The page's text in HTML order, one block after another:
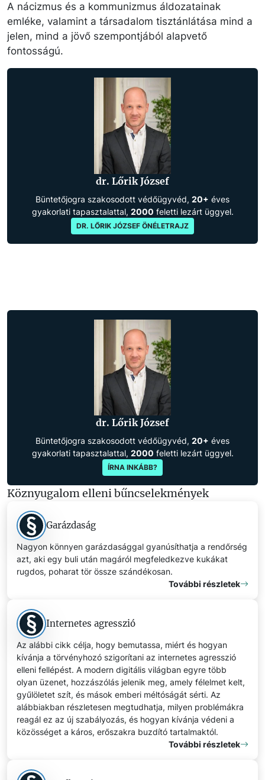
A nácizmus és a kommunizmus áldozatainak
emléke, valamint a társadalom tisztánlátása mind a
jelen, mind a jövő szempontjából alapvető
fontosságú.
dr. Lőrik József
Büntetőjogra szakosodott védőügyvéd, 20+ éves
gyakorlati tapasztalattal, 2000 feletti lezárt üggyel.
DR. LŐRIK JÓZSEF ÖNÉLETRAJZ
dr. Lőrik József
Büntetőjogra szakosodott védőügyvéd, 20+ éves
gyakorlati tapasztalattal, 2000 feletti lezárt üggyel.
ÍRNA INKÁBB?
Köznyugalom elleni bűncselekmények
Garázdaság
Nagyon könnyen garázdasággal gyanúsíthatja a rendőrség
azt, aki egy buli után magáról megfeledkezve kukákat
rugdos, poharat tör össze szándékosan.
További részletek
Internetes agresszió
Az alábbi cikk célja, hogy bemutassa, miért és hogyan
kívánja a törvényhozó szigorítani az internetes agresszió
elleni fellépést. A modern digitális világban egyre több
olyan üzenet, hozzászólás jelenik meg, amely félelmet kelt,
gyűlöletet szít, és mások emberi méltóságát sérti. Az
alábbiakban részletesen megtudhatja, milyen problémákra
reagál ez az új szabályozás, és hogyan kívánja védeni a
közösséget a káros, erőszakra buzdító tartalmaktól.
További részletek